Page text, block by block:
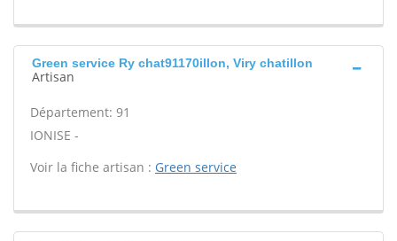
Green service Ry chat91170illon, Viry chatillon
Artisan
Département: 91
IONISE -
Voir la fiche artisan : Green service